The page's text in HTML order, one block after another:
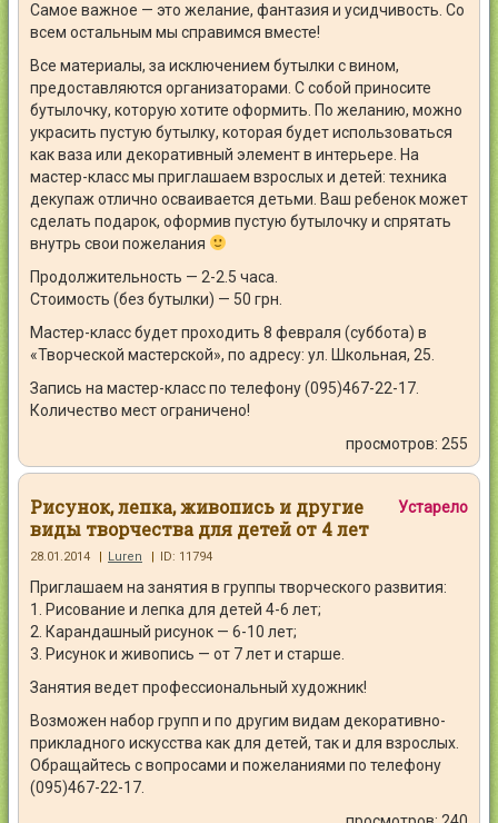
Самое важное — это желание, фантазия и усидчивость. Со
всем остальным мы справимся вместе!
Все материалы, за исключением бутылки с вином,
предоставляются организаторами. С собой приносите
бутылочку, которую хотите оформить. По желанию, можно
украсить пустую бутылку, которая будет использоваться
как ваза или декоративный элемент в интерьере. На
мастер-класс мы приглашаем взрослых и детей: техника
декупаж отлично осваивается детьми. Ваш ребенок может
сделать подарок, оформив пустую бутылочку и спрятать
внутрь свои пожелания
Продолжительность — 2-2.5 часа.
Стоимость (без бутылки) — 50 грн.
Мастер-класс будет проходить 8 февраля (суббота) в
«Творческой мастерской», по адресу: ул. Школьная, 25.
Запись на мастер-класс по телефону (095)467-22-17.
Количество мест ограничено!
просмотров: 255
Устарело
Рисунок, лепка, живопись и другие
виды творчества для детей от 4 лет
28.01.2014 | Luren | ID: 11794
Приглашаем на занятия в группы творческого развития:
1. Рисование и лепка для детей 4-6 лет;
2. Карандашный рисунок — 6-10 лет;
3. Рисунок и живопись — от 7 лет и старше.
Занятия ведет профессиональный художник!
Возможен набор групп и по другим видам декоративно-
прикладного искусства как для детей, так и для взрослых.
Обращайтесь с вопросами и пожеланиями по телефону
(095)467-22-17.